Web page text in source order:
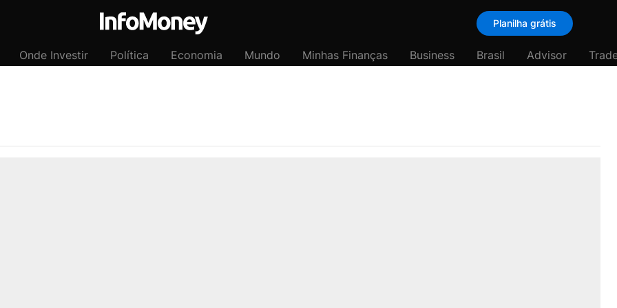
Planilha grátis
Onde Investir Política Economia Mundo Minhas Finanças Business Brasil Advisor